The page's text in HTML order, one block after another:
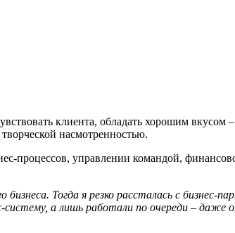
клиента, обладать хорошим вкусом
насмотренностью.
процессов, управлении командой,
Тогда я резко рассталась с бизнес-
а лишь работали по очереди – даже